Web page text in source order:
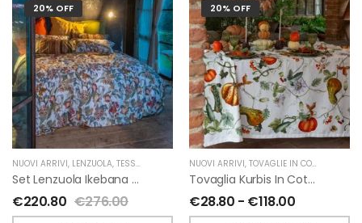
20% OFF
NUOVI ARRIVI, LENZUOLA, TESSITURA TOSCANA TELERIE
Set Lenzuola Ikebana Di Tessitura Toscana Telerie 2 Piazze
€220.80 €276.00
20% OFF
NUOVI ARRIVI, TOVAGLIE IN COTONE
Tovaglia Kurbis In Cotone Di Tessitura Toscana Telerie
€28.80 - €118.00